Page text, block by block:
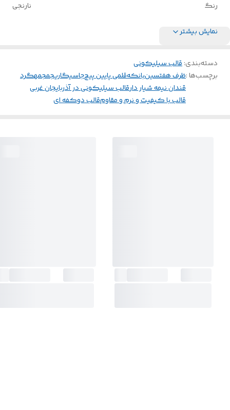
رنگ نارنجی
نمایش بیشتر
دسته‌بندی:قالب سیلیکونی
برچسب‌ها :ظرف هفتسینبانکهقلمی پایین پیچجاسیگاریجمجمهگرد
قندان نیمه شیار دارقالب سیلیکونی در آذربایجان غربی
قالب با کیفیت و نرم و مقاومقالب دوکفه ای